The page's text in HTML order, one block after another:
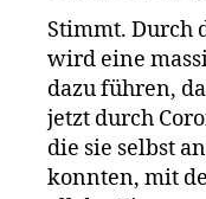
Stimmt. Durch
wird eine
dazu führen,
jetzt durch
die sie selbst
konnten, mit